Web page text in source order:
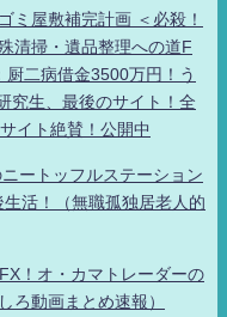
ミ屋敷補完計画 ＜必殺！
清掃・遺品整理への道F
二病借金3500万円！う
究生、最後のサイト！全
イト絶賛！公開中
ートッフルステーション
活！（無職孤独居老人的
！オ・カマトレーダーの
動画まとめ速報）